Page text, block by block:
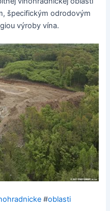
špecifickým odrodovým
výroby vína.
#oblasti